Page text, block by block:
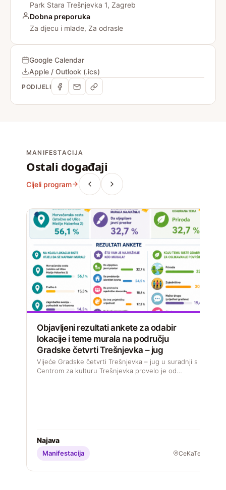
Park Stara Trešnjevka 1, Zagreb
Dobna preporuka
Za djecu i mlade, Za odrasle
Google Calendar
Apple / Outlook (.ics)
PODIJELI
MANIFESTACIJA
Ostali događaji
Cijeli program
Objavljeni rezultati ankete za odabir
lokacije i teme murala na području
Gradske četvrti Trešnjevka – jug
Vijeće Gradske četvrti Trešnjevka – jug u suradnji s
Centrom za kulturu Trešnjevka provelo je od…
Najava
Manifestacija CeKaTe